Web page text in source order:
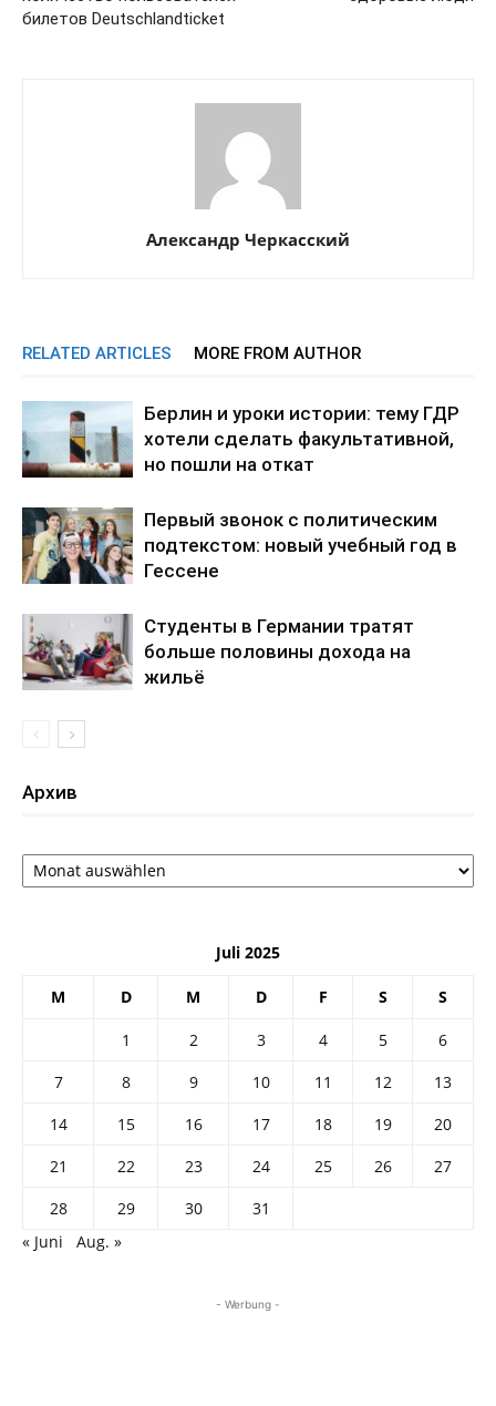
билетов Deutschlandticket
Александр Черкасский
RELATED ARTICLES MORE FROM AUTHOR
Берлин и уроки истории: тему ГДР
хотели сделать факультативной,
но пошли на откат
Первый звонок с политическим
подтекстом: новый учебный год в
Гессене
Студенты в Германии тратят
больше половины дохода на
жильё
Архив
Архив
Juli 2025
M D M D F S S
1 2 3 4 5
6
7
8 9 10 11 12
13
14
15 16 17 18 19
20
21
22 23 24 25 26
27
28
29 30
31
« Juni
Aug. »
- Werbung -